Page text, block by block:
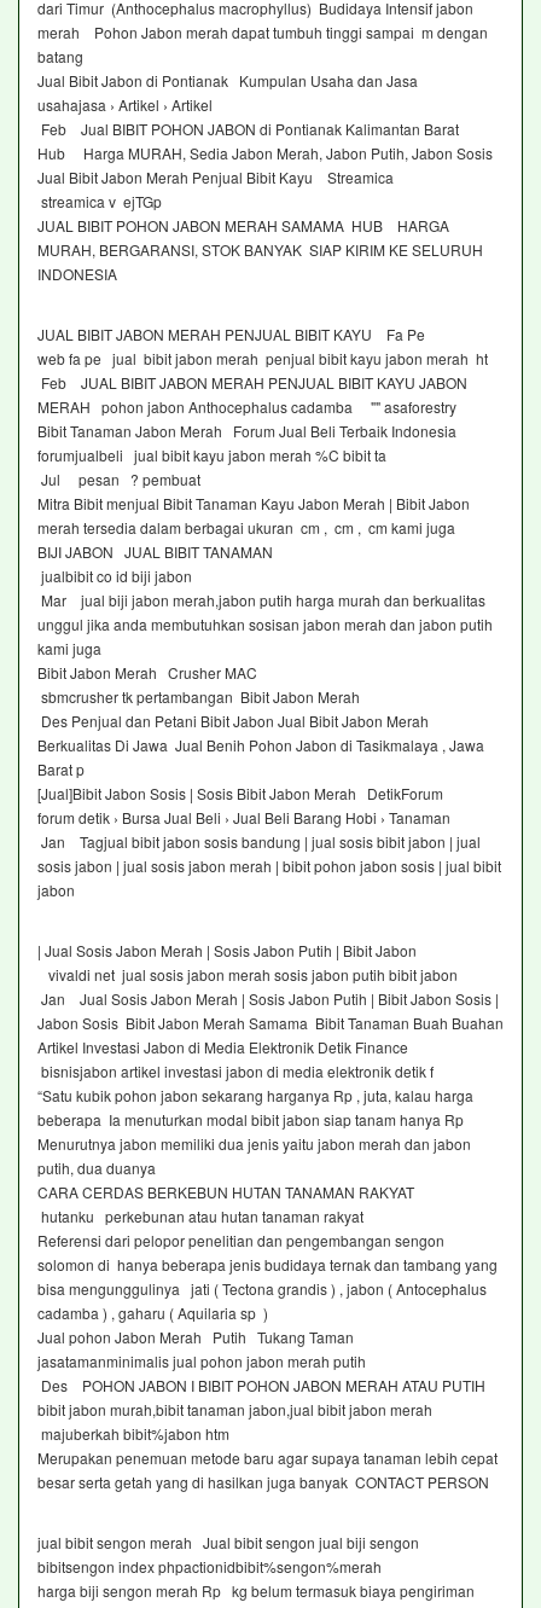
dari Timur (Anthocephalus macrophyllus) Budidaya Intensif jabon
merah Pohon Jabon merah dapat tumbuh tinggi sampai m dengan
batang
Jual Bibit Jabon di Pontianak Kumpulan Usaha dan Jasa
usahajasa › Artikel › Artikel
Feb Jual BIBIT POHON JABON di Pontianak Kalimantan Barat
Hub Harga MURAH, Sedia Jabon Merah, Jabon Putih, Jabon Sosis
Jual Bibit Jabon Merah Penjual Bibit Kayu Streamica
streamica v ejTGp
JUAL BIBIT POHON JABON MERAH SAMAMA HUB HARGA
MURAH, BERGARANSI, STOK BANYAK SIAP KIRIM KE SELURUH
INDONESIA
JUAL BIBIT JABON MERAH PENJUAL BIBIT KAYU Fa Pe
web fa pe jual bibit jabon merah penjual bibit kayu jabon merah ht
Feb JUAL BIBIT JABON MERAH PENJUAL BIBIT KAYU JABON
MERAH pohon jabon Anthocephalus cadamba "" asaforestry
Bibit Tanaman Jabon Merah Forum Jual Beli Terbaik Indonesia
forumjualbeli jual bibit kayu jabon merah %C bibit ta
Jul pesan ? pembuat
Mitra Bibit menjual Bibit Tanaman Kayu Jabon Merah | Bibit Jabon
merah tersedia dalam berbagai ukuran cm , cm , cm kami juga
BIJI JABON JUAL BIBIT TANAMAN
jualbibit co id biji jabon
Mar jual biji jabon merah,jabon putih harga murah dan berkualitas
unggul jika anda membutuhkan sosisan jabon merah dan jabon putih
kami juga
Bibit Jabon Merah Crusher MAC
sbmcrusher tk pertambangan Bibit Jabon Merah
Des Penjual dan Petani Bibit Jabon Jual Bibit Jabon Merah
Berkualitas Di Jawa Jual Benih Pohon Jabon di Tasikmalaya , Jawa
Barat p
[Jual]Bibit Jabon Sosis | Sosis Bibit Jabon Merah DetikForum
forum detik › Bursa Jual Beli › Jual Beli Barang Hobi › Tanaman
Jan Tagjual bibit jabon sosis bandung | jual sosis bibit jabon | jual
sosis jabon | jual sosis jabon merah | bibit pohon jabon sosis | jual bibit
jabon
| Jual Sosis Jabon Merah | Sosis Jabon Putih | Bibit Jabon
vivaldi net jual sosis jabon merah sosis jabon putih bibit jabon
Jan Jual Sosis Jabon Merah | Sosis Jabon Putih | Bibit Jabon Sosis |
Jabon Sosis Bibit Jabon Merah Samama Bibit Tanaman Buah Buahan
Artikel Investasi Jabon di Media Elektronik Detik Finance
bisnisjabon artikel investasi jabon di media elektronik detik f
“Satu kubik pohon jabon sekarang harganya Rp , juta, kalau harga
beberapa Ia menuturkan modal bibit jabon siap tanam hanya Rp
Menurutnya jabon memiliki dua jenis yaitu jabon merah dan jabon
putih, dua duanya
CARA CERDAS BERKEBUN HUTAN TANAMAN RAKYAT
hutanku perkebunan atau hutan tanaman rakyat
Referensi dari pelopor penelitian dan pengembangan sengon
solomon di hanya beberapa jenis budidaya ternak dan tambang yang
bisa mengunggulinya jati ( Tectona grandis ) , jabon ( Antocephalus
cadamba ) , gaharu ( Aquilaria sp )
Jual pohon Jabon Merah Putih Tukang Taman
jasatamanminimalis jual pohon jabon merah putih
Des POHON JABON I BIBIT POHON JABON MERAH ATAU PUTIH
bibit jabon murah,bibit tanaman jabon,jual bibit jabon merah
majuberkah bibit%jabon htm
Merupakan penemuan metode baru agar supaya tanaman lebih cepat
besar serta getah yang di hasilkan juga banyak CONTACT PERSON
jual bibit sengon merah Jual bibit sengon jual biji sengon
bibitsengon index phpactionidbibit%sengon%merah
harga biji sengon merah Rp kg belum termasuk biaya pengiriman